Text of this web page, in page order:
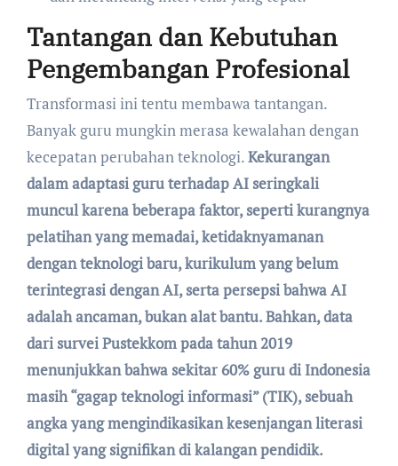
Tantangan dan Kebutuhan
Pengembangan Profesional
Transformasi ini tentu membawa tantangan.
Banyak guru mungkin merasa kewalahan dengan
kecepatan perubahan teknologi.Kekurangan
dalam adaptasi guru terhadap AI seringkali
muncul karena beberapa faktor, seperti kurangnya
pelatihan yang memadai, ketidaknyamanan
dengan teknologi baru, kurikulum yang belum
terintegrasi dengan AI, serta persepsi bahwa AI
adalah ancaman, bukan alat bantu. Bahkan, data
dari survei Pustekkom pada tahun 2019
menunjukkan bahwa sekitar 60% guru di Indonesia
masih “gagap teknologi informasi” (TIK), sebuah
angka yang mengindikasikan kesenjangan literasi
digital yang signifikan di kalangan pendidik.